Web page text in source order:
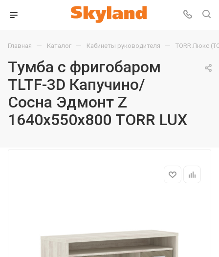
Главная — Каталог — Кабинеты руководителя — TORR Люкс
Тумба с фригобаром
TLTF-3D Капучино/
Сосна Эдмонт Z
1640х550х800 TORR LUX